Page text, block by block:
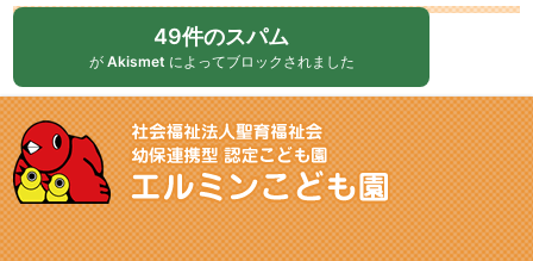
49件のスパム
が Akismet によってブロックされました